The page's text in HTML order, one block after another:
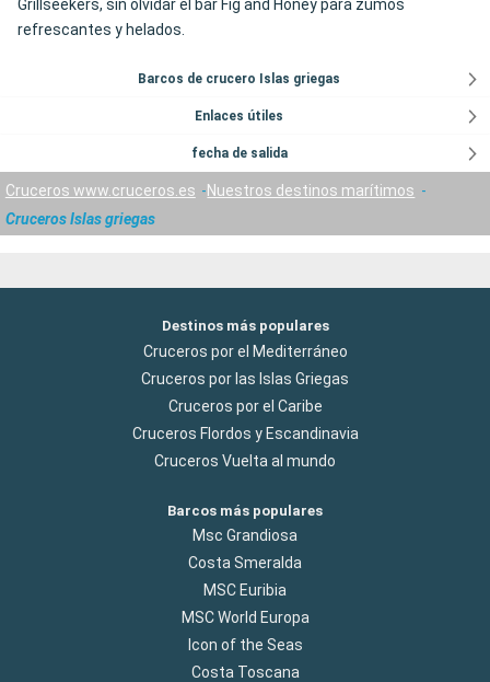
Grillseekers, sin olvidar el bar Fig and Honey para zumos
refrescantes y helados.
Barcos de crucero Islas griegas
Enlaces útiles
fecha de salida
Cruceros www.cruceros.es
Nuestros destinos marítimos
Cruceros Islas griegas
Destinos más populares
Cruceros por el Mediterráneo
Cruceros por las Islas Griegas
Cruceros por el Caribe
Cruceros Flordos y Escandinavia
Cruceros Vuelta al mundo
Barcos más populares
Msc Grandiosa
Costa Smeralda
MSC Euribia
MSC World Europa
Icon of the Seas
Costa Toscana